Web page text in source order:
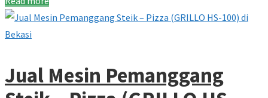
Jual Mesin Pemanggang